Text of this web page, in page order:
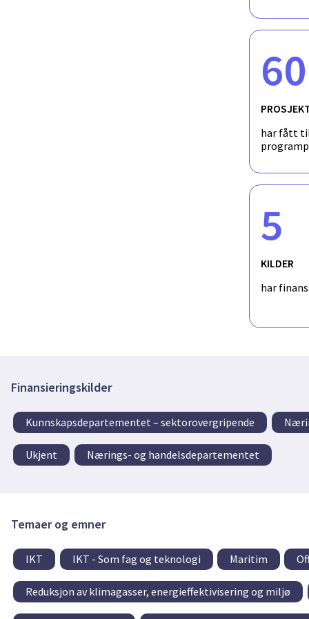
lakselus) og pH blir studert. Aktiviteten innen pH blir også
60
har fått
5
KILDER
har
Finansieringskilder
Kunnskapsdepartementet – sektorovergripende
Ukjent Nærings- og handelsdepartementet
Temaer og emner
IKT IKT - Som fag og teknologi Maritim
Reduksjon av klimagasser, energieffektivisering og miljø